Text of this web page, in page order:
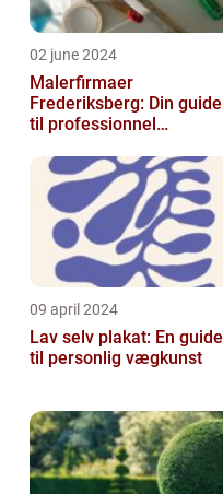
02 june 2024
Malerfirmaer
Frederiksberg: Din guide
til professionnel
09 april 2024
Lav selv plakat: En guide
til personlig vægkunst